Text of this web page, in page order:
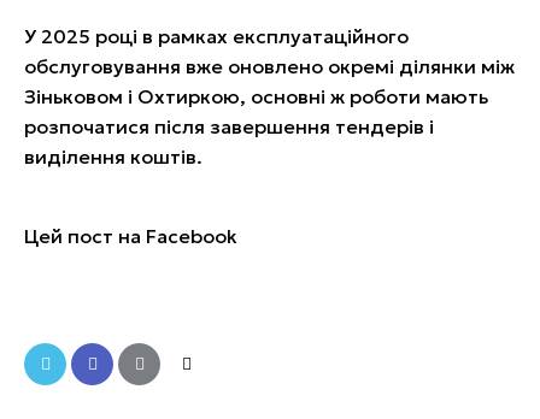
У 2025 році в рамках експлуатаційного
обслуговування вже оновлено окремі ділянки між
Зіньковом і Охтиркою, основні ж роботи мають
розпочатися після завершення тендерів і
виділення коштів.
Цей пост на Facebook